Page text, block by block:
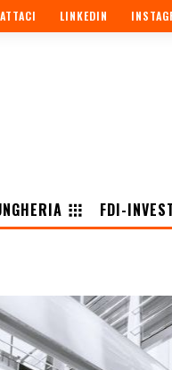
LINKEDIN
FDI-